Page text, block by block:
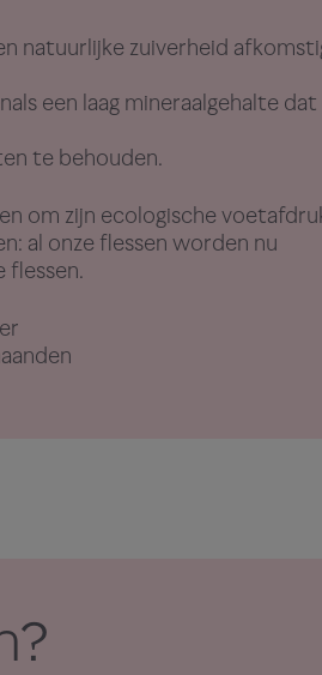
natuurlijke zuiverheid
een laag mineraalgehalte dat
te behouden.
om zijn ecologische
al onze flessen worden nu
flessen.